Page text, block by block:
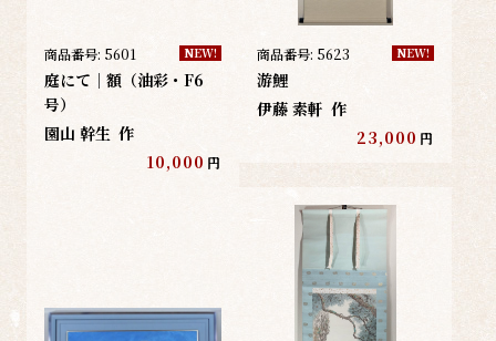
商品番号: 5601 NEW!
庭にて｜額（油彩・F6
号）
園山 幹生 作
10,000 円
商品番号: 5623 NEW!
游鯉
伊藤 素軒 作
23,000 円